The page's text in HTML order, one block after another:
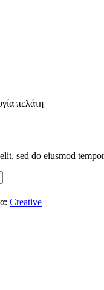
πελάτη
sed do eiusmod
Creative